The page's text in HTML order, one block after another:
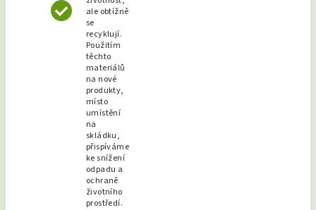
ale obtížně
se
recyklují.
Použitím
těchto
materiálů
na nové
produkty,
místo
umístění
na
skládku,
přispíváme
ke snížení
odpadu a
ochraně
životního
prostředí.